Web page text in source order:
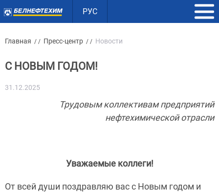
РУС
Главная / / Пресс-центр / / Новости
С НОВЫМ ГОДОМ!
31.12.2025
Трудовым коллективам предприятий
нефтехимической отрасли
Уважаемые коллеги!
От всей души поздравляю вас с Новым годом и